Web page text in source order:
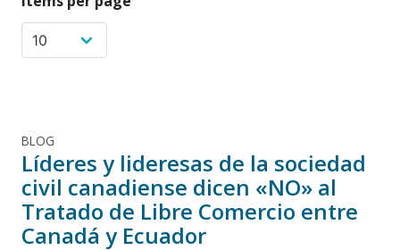
BLOG
Líderes y lideresas de la sociedad
civil canadiense dicen «NO» al
Tratado de Libre Comercio entre
Canadá y Ecuador